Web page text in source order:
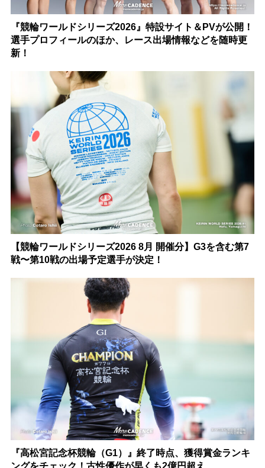
『競輪ワールドシリーズ2026』特設サイト＆PVが公開！
選手プロフィールのほか、レース出場情報などを随時更
新！
【競輪ワールドシリーズ2026 8月 開催分】G3を含む第7
戦〜第10戦の出場予定選手が決定！
『高松宮記念杯競輪（G1）』終了時点、獲得賞金ランキ
ングをチェック！古性優作が早くも2億円超え